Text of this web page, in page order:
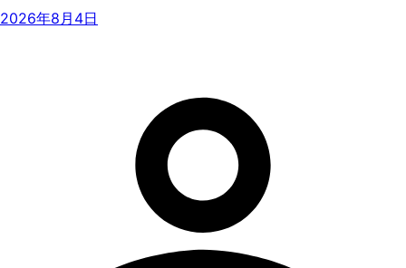
2026年8月4日